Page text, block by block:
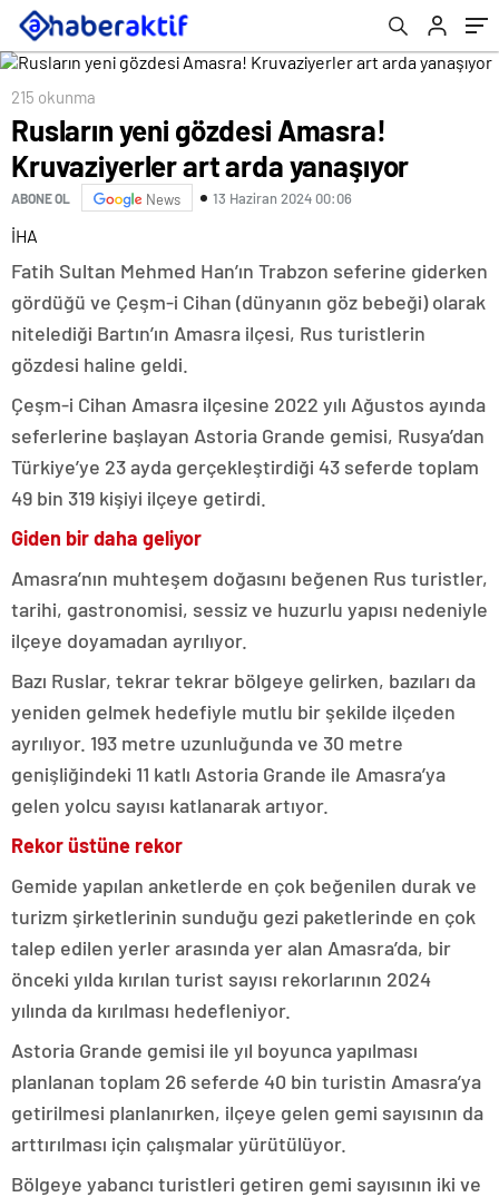
215 okunma
Rusların yeni gözdesi Amasra!
Kruvaziyerler art arda yanaşıyor
ABONE OL News 13 Haziran 2024 00:06
İHA
Fatih Sultan Mehmed Han’ın Trabzon seferine giderken
gördüğü ve Çeşm-i Cihan (dünyanın göz bebeği) olarak
nitelediği Bartın’ın Amasra ilçesi, Rus turistlerin
gözdesi haline geldi.
Çeşm-i Cihan Amasra ilçesine 2022 yılı Ağustos ayında
seferlerine başlayan Astoria Grande gemisi, Rusya’dan
Türkiye’ye 23 ayda gerçekleştirdiği 43 seferde toplam
49 bin 319 kişiyi ilçeye getirdi.
Giden bir daha geliyor
Amasra’nın muhteşem doğasını beğenen Rus turistler,
tarihi, gastronomisi, sessiz ve huzurlu yapısı nedeniyle
ilçeye doyamadan ayrılıyor.
Bazı Ruslar, tekrar tekrar bölgeye gelirken, bazıları da
yeniden gelmek hedefiyle mutlu bir şekilde ilçeden
ayrılıyor. 193 metre uzunluğunda ve 30 metre
genişliğindeki 11 katlı Astoria Grande ile Amasra’ya
gelen yolcu sayısı katlanarak artıyor.
Rekor üstüne rekor
Gemide yapılan anketlerde en çok beğenilen durak ve
turizm şirketlerinin sunduğu gezi paketlerinde en çok
talep edilen yerler arasında yer alan Amasra’da, bir
önceki yılda kırılan turist sayısı rekorlarının 2024
yılında da kırılması hedefleniyor.
Astoria Grande gemisi ile yıl boyunca yapılması
planlanan toplam 26 seferde 40 bin turistin Amasra’ya
getirilmesi planlanırken, ilçeye gelen gemi sayısının da
arttırılması için çalışmalar yürütülüyor.
Bölgeye yabancı turistleri getiren gemi sayısının iki ve